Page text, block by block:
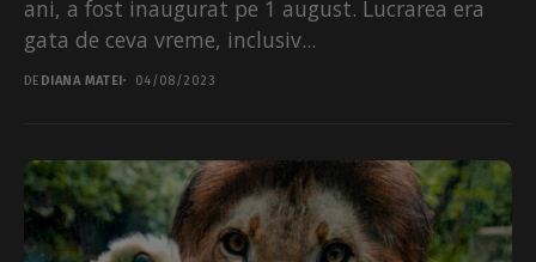
ani, a fost inaugurat pe 1 august. Lucrarea era
gata de ceva vreme, inclusiv...
DE DIANA MATEI 04/08/2023